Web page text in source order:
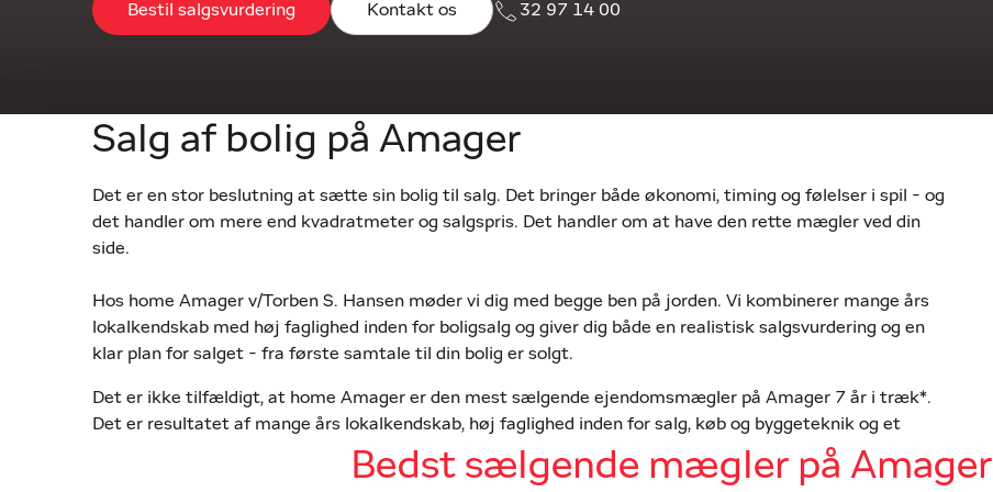
Bestil salgsvurdering Kontakt os 32 97 14 00
Salg af bolig på Amager
Det er en stor beslutning at sætte sin bolig til salg. Det bringer både økonomi, timing og følelser i spil - og
det handler om mere end kvadratmeter og salgspris. Det handler om at have den rette mægler ved din
side.
Hos home Amager v/Torben S. Hansen møder vi dig med begge ben på jorden. Vi kombinerer mange års
lokalkendskab med høj faglighed inden for boligsalg og giver dig både en realistisk salgsvurdering og en
klar plan for salget - fra første samtale til din bolig er solgt.
Det er ikke tilfældigt, at home Amager er den mest sælgende ejendomsmægler på Amager 7 år i træk*.
Det er resultatet af mange års lokalkendskab, høj faglighed inden for salg, køb og byggeteknik og et
engageret team, der sætter en ære i at levere stærke resultater og et højt serviceniveau - hver gang.
Vores vision er enkel: du skal have den bedst mulige oplevelse, når du sælger din bolig gennem os, og vi
Bedst sælgende mægler på Amager